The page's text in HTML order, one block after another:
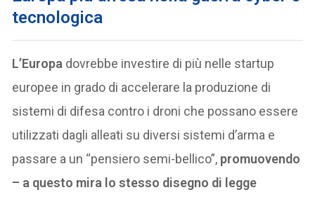
tecnologica
L’Europa dovrebbe investire di più nelle startup
europee in grado di accelerare la produzione di
sistemi di difesa contro i droni che possano essere
utilizzati dagli alleati su diversi sistemi d’arma e
passare a un “pensiero semi-bellico”, promuovendo
– a questo mira lo stesso disegno di legge